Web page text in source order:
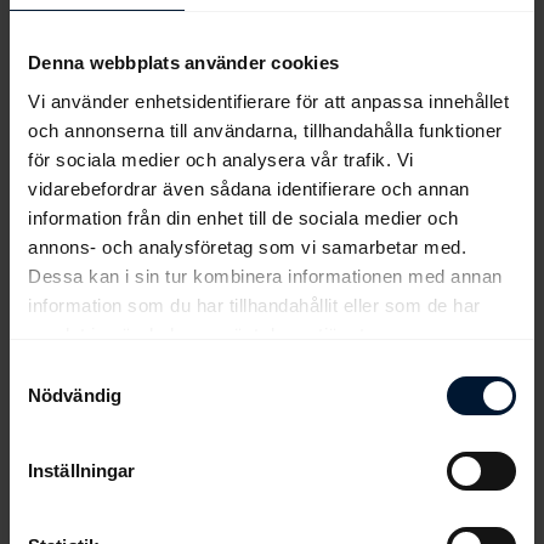
Denna webbplats använder cookies
Vi använder enhetsidentifierare för att anpassa innehållet
och annonserna till användarna, tillhandahålla funktioner
för sociala medier och analysera vår trafik. Vi
vidarebefordrar även sådana identifierare och annan
information från din enhet till de sociala medier och
annons- och analysföretag som vi samarbetar med.
Dessa kan i sin tur kombinera informationen med annan
information som du har tillhandahållit eller som de har
Nödvändig
Inställningar
<< < 207 208 209 210 211 212
215 216 > >>